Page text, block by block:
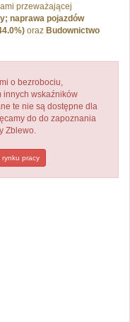
przeważającej
naprawa pojazdów
oraz Budownictwo
o bezrobociu,
innych wskaźników
te nie są dostępne dla
do do zapoznania
Zblewo.
pracy